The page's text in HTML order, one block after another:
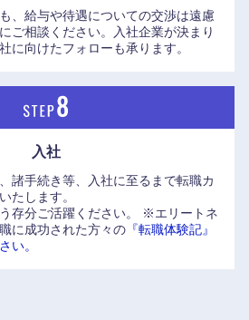
、給与や待遇についての交渉は遠慮
ご相談ください。入社企業が決まり
に向けたフォローも承ります。
入社
諸手続き等、入社に至るまで転職カ
たします。
存分ご活躍ください。
※エリートネ
に成功された方々の 『転職体験記』
い。